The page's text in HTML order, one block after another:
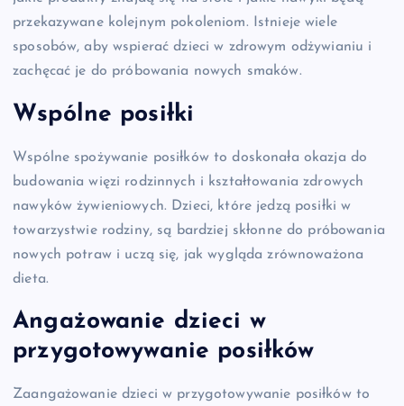
przekazywane kolejnym pokoleniom. Istnieje wiele
sposobów, aby wspierać dzieci w zdrowym odżywianiu i
zachęcać je do próbowania nowych smaków.
Wspólne posiłki
Wspólne spożywanie posiłków to doskonała okazja do
budowania więzi rodzinnych i kształtowania zdrowych
nawyków żywieniowych. Dzieci, które jedzą posiłki w
towarzystwie rodziny, są bardziej skłonne do próbowania
nowych potraw i uczą się, jak wygląda zrównoważona
dieta.
Angażowanie dzieci w
przygotowywanie posiłków
Zaangażowanie dzieci w przygotowywanie posiłków to